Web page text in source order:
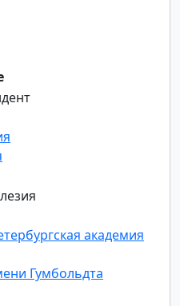
академия
Гумбольдта